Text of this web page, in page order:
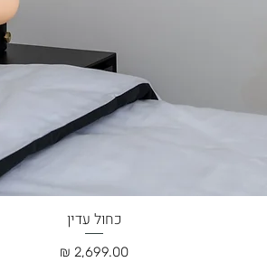
תצוגה מהירה
כחול עדין
מחיר